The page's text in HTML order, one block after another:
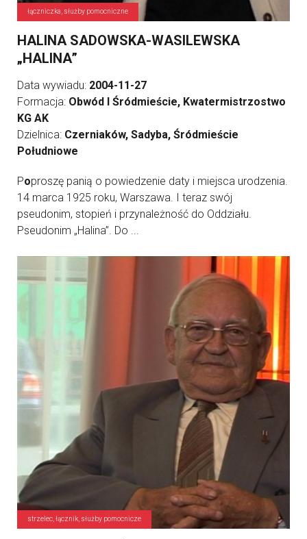
łączniczka, służby pomocniczne
HALINA SADOWSKA-WASILEWSKA
„HALINA”
Data wywiadu: 2004-11-27
Formacja: Obwód I Śródmieście, Kwatermistrzostwo
KG AK
Dzielnica: Czerniaków, Sadyba, Śródmieście
Południowe
Poproszę panią o powiedzenie daty i miejsca urodzenia.
14 marca 1925 roku, Warszawa. I teraz swój
pseudonim, stopień i przynależność do Oddziału.
Pseudonim „Halina”. Do ...
strzelec, łącznik, służby pomocnicze